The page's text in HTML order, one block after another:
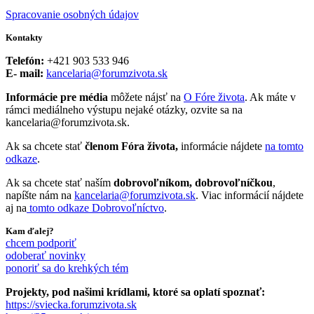
Spracovanie osobných údajov
Kontakty
Telefón: +421 903 533 946
E- mail: kancelaria@forumzivota.sk
Informácie pre média môžete nájsť na O Fóre života. Ak máte v
rámci mediálneho výstupu nejaké otázky, ozvite sa na
kancelaria@forumzivota.sk.
Ak sa chcete stať členom Fóra života, informácie nájdete na tomto
odkaze.
Ak sa chcete stať naším dobrovoľníkom, dobrovoľníčkou,
napíšte nám na kancelaria@forumzivota.sk. Viac informácií nájdete
aj na tomto odkaze Dobrovoľníctvo.
Kam ďalej?
chcem podporiť
odoberať novinky
ponoriť sa do krehkých tém
Projekty, pod našimi krídlami, ktoré sa oplatí spoznať:
https://sviecka.forumzivota.sk